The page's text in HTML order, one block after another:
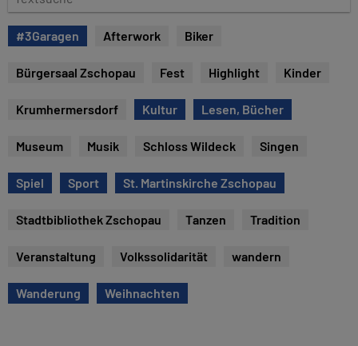
m
e
x
t
#3Garagen Afterwork Biker
Bürgersaal Zschopau Fest Highlight Kinder
Krumhermersdorf Kultur Lesen, Bücher
Museum Musik Schloss Wildeck Singen
Spiel Sport St. Martinskirche Zschopau
Stadtbibliothek Zschopau Tanzen Tradition
Veranstaltung Volkssolidarität wandern
Wanderung Weihnachten